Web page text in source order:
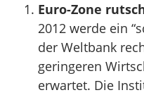
Euro-Zone
2012 werde ein
der Weltbank
geringeren
erwartet. Die